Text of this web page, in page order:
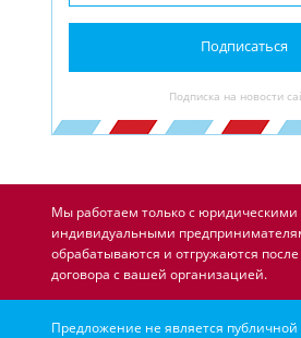
Подписаться
Подписка на новости
Мы работаем только с
индивидуальными
обрабатываются и отгружаются
договора с вашей организацией.
Предложение не является